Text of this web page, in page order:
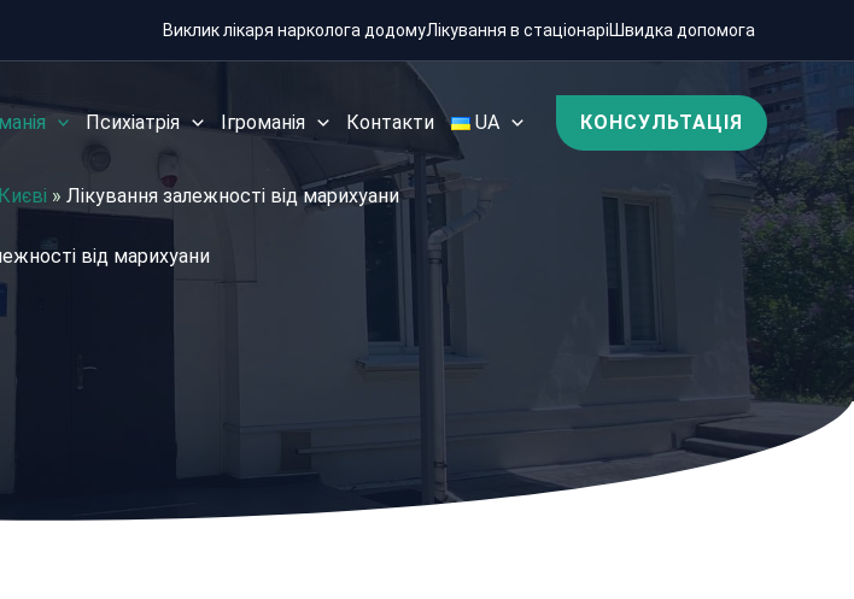
Виклик лікаря нарколога додомуЛікування в стаціонаріШвидка допомога
Психіатрія Ігроманія Контакти UA КОНСУЛЬТАЦІЯ
» Лікування залежності від марихуани
від марихуани